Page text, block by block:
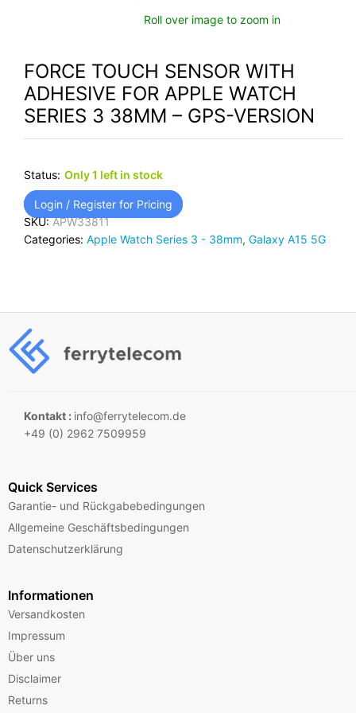
Roll over image to zoom in
FORCE TOUCH SENSOR WITH
ADHESIVE FOR APPLE WATCH
SERIES 3 38MM – GPS-VERSION
Status: Only 1 left in stock
Login / Register for Pricing
SKU:APW33811
Categories: Apple Watch Series 3 - 38mm, Galaxy A15 5G
Kontakt : info@ferrytelecom.de
+49 (0) 2962 7509959
Quick Services
Garantie- und Rückgabebedingungen
Allgemeine Geschäftsbedingungen
Datenschutzerklärung
Informationen
Versandkosten
Impressum
Über uns
Disclaimer
Returns